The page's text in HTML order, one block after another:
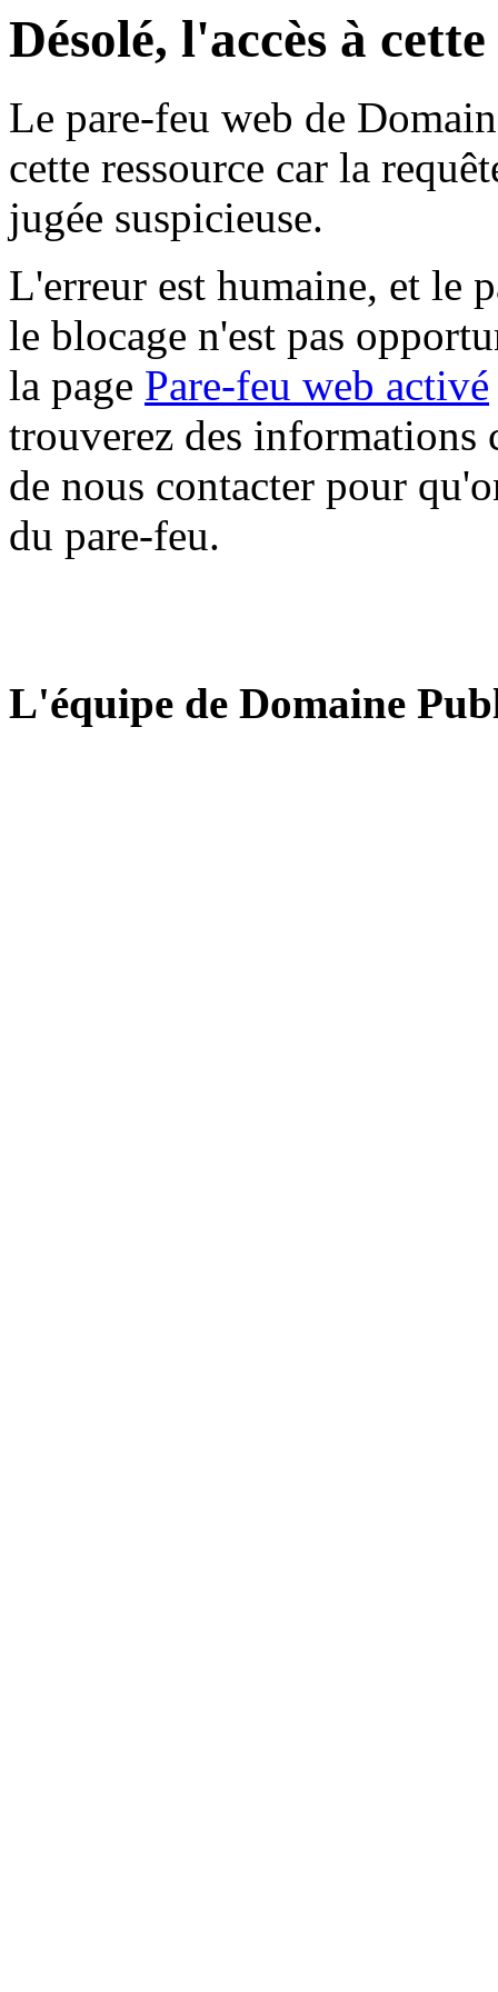
Désolé, l'accès à
Le pare-feu web de
cette ressource car la
jugée suspicieuse.
L'erreur est humaine, et le
le blocage n'est pas
la page Pare-feu web activé
trouverez des informations
de nous contacter pour
du pare-feu.
L'équipe de Domaine